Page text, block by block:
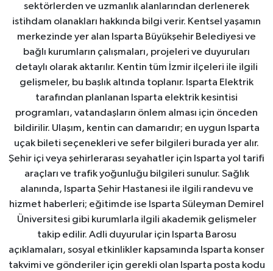
sektörlerden ve uzmanlık alanlarından derlenerek
istihdam olanakları hakkında bilgi verir. Kentsel yaşamın
merkezinde yer alan Isparta Büyükşehir Belediyesi ve
bağlı kurumların çalışmaları, projeleri ve duyuruları
detaylı olarak aktarılır. Kentin tüm İzmir ilçeleri ile ilgili
gelişmeler, bu başlık altında toplanır. Isparta Elektrik
tarafından planlanan Isparta elektrik kesintisi
programları, vatandaşların önlem alması için önceden
bildirilir. Ulaşım, kentin can damarıdır; en uygun Isparta
uçak bileti seçenekleri ve sefer bilgileri burada yer alır.
Şehir içi veya şehirlerarası seyahatler için Isparta yol tarifi
araçları ve trafik yoğunluğu bilgileri sunulur. Sağlık
alanında, Isparta Şehir Hastanesi ile ilgili randevu ve
hizmet haberleri; eğitimde ise Isparta Süleyman Demirel
Üniversitesi gibi kurumlarla ilgili akademik gelişmeler
takip edilir. Adli duyurular için Isparta Barosu
açıklamaları, sosyal etkinlikler kapsamında Isparta konser
takvimi ve gönderiler için gerekli olan Isparta posta kodu